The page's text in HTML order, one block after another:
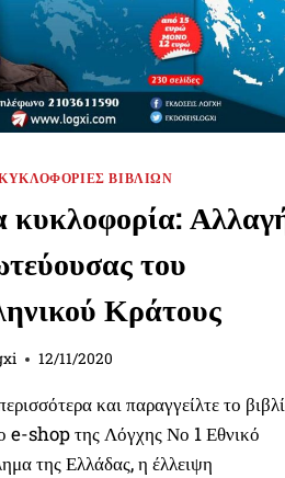
ΒΙΒΛΊΩΝ
κυκλοφορία:
του
Κράτους
12/11/2020
και παραγγείλτε το
e-shop της Λόγχης Νο 1 Εθνικό
της Ελλάδας, η έλλειψη